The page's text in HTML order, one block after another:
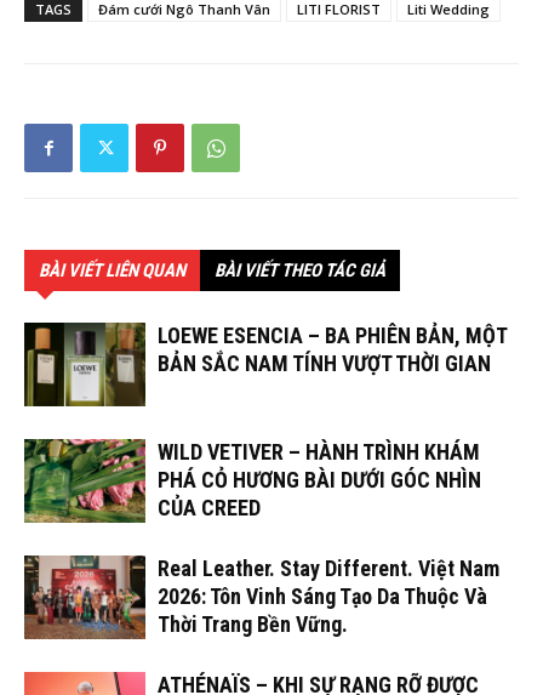
TAGS Đám cưới Ngô Thanh Vân LITI FLORIST Liti Wedding
BÀI VIẾT LIÊN QUAN BÀI VIẾT THEO TÁC GIẢ
LOEWE ESENCIA – BA PHIÊN BẢN, MỘT
BẢN SẮC NAM TÍNH VƯỢT THỜI GIAN
WILD VETIVER – HÀNH TRÌNH KHÁM
PHÁ CỎ HƯƠNG BÀI DƯỚI GÓC NHÌN
CỦA CREED
Real Leather. Stay Different. Việt Nam
2026: Tôn Vinh Sáng Tạo Da Thuộc Và
Thời Trang Bền Vững.
ATHÉNAÏS – KHI SỰ RẠNG RỠ ĐƯỢC